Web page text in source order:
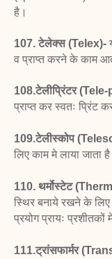
है।
107. टेलेक्स (Telex)-
व प्राप्त करने के काम
108.टेलीप्रिंटर
प्राप्त कर स्वतः प्रिंट
109.टेलीस्कोप
लिए काम मे लाया जाता
110. थर्मोस्टेट
स्थिर बनाये रखने के लिए
प्रयोग प्रायः प्रशीतकों
111.ट्रांसफार्मर